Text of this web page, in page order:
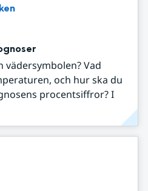
vädersymbolen? Vad
och hur ska du
procentsiffror? I